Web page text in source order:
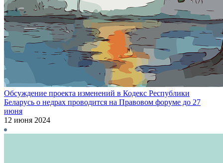
Обсуждение проекта изменений в Кодекс Республики
Беларусь о недрах проводится на Правовом форуме до 27
июня
12 июня 2024